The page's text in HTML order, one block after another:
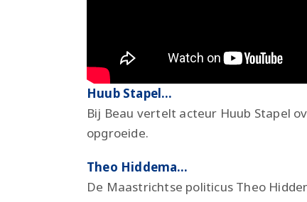
Huub Stapel…
Bij Beau vertelt acteur Huub Stapel
opgroeide.
Theo Hiddema…
De Maastrichtse politicus Theo